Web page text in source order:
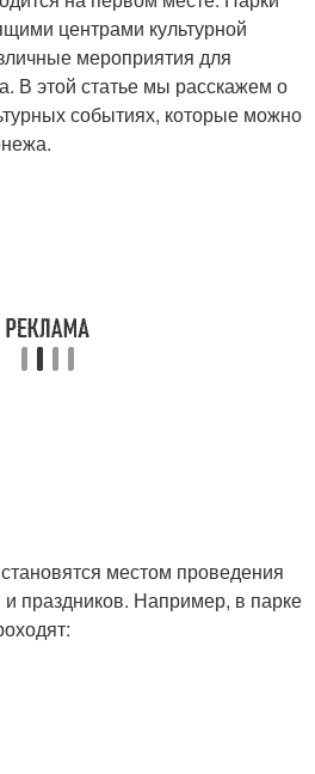
центрами культурной
мероприятия для
В этой статье мы расскажем о
событиях, которые можно
местом проведения
праздников. Например, в парке